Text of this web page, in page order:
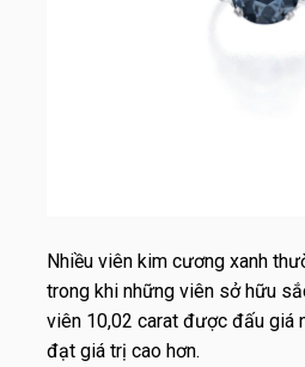
Nhiều viên kim cương xanh
trong khi những viên sở hữu
viên 10,02 carat được đấu giá
đạt giá trị cao hơn.